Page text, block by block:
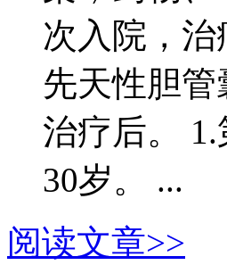
次入院，
先天性胆
治疗后。
30岁。 ...
阅读文章>>